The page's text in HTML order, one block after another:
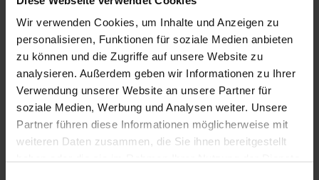
Wir verwenden Cookies, um Inhalte und Anzeigen zu
personalisieren, Funktionen für soziale Medien anbieten
zu können und die Zugriffe auf unsere Website zu
analysieren. Außerdem geben wir Informationen zu Ihrer
Verwendung unserer Website an unsere Partner für
soziale Medien, Werbung und Analysen weiter. Unsere
Partner führen diese Informationen möglicherweise mit
weiteren Daten zusammen, die Sie ihnen bereitgestellt